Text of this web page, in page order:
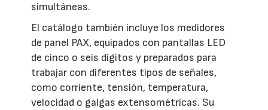
simultáneas.
El catálogo también incluye los medidores
de panel PAX, equipados con pantallas LED
de cinco o seis dígitos y preparados para
trabajar con diferentes tipos de señales,
como corriente, tensión, temperatura,
velocidad o galgas extensométricas. Su